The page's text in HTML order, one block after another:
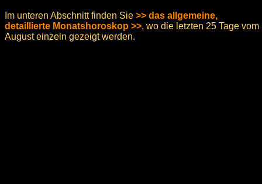
Im unteren Abschnitt finden Sie >> das allgemeine,
detaillierte Monatshoroskop >>, wo die letzten 25 Tage vom
August einzeln gezeigt werden.